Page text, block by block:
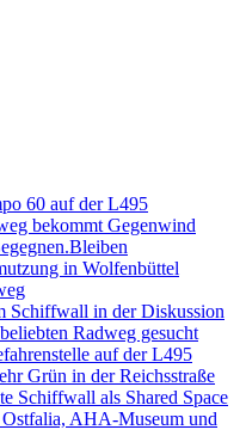
60 auf der L495
bekommt Gegenwind
in Wolfenbüttel
Schiffwall in der Diskussion
Radweg gesucht
auf der L495
Grün in der Reichsstraße
Schiffwall als Shared Space
AHA-Museum und